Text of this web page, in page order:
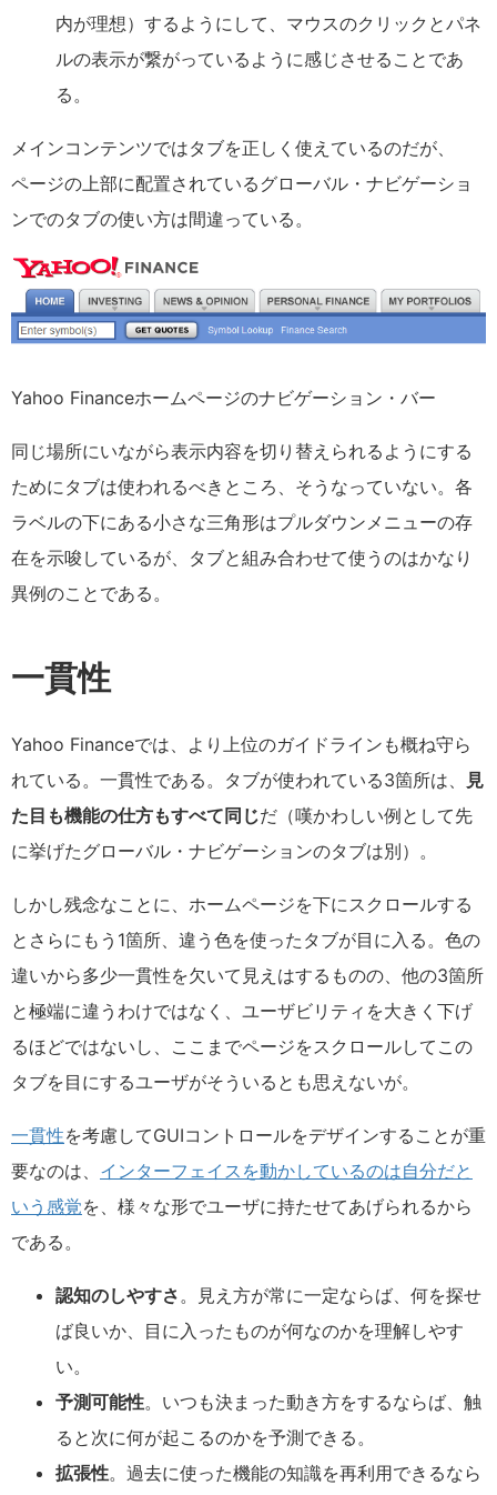
内が理想）するようにして、マウスのクリックとパネ
ルの表示が繋がっているように感じさせることであ
る。
メインコンテンツではタブを正しく使えているのだが、
ページの上部に配置されているグローバル・ナビゲーショ
ンでのタブの使い方は間違っている。
Yahoo Financeホームページのナビゲーション・バー
同じ場所にいながら表示内容を切り替えられるようにする
ためにタブは使われるべきところ、そうなっていない。各
ラベルの下にある小さな三角形はプルダウンメニューの存
在を示唆しているが、タブと組み合わせて使うのはかなり
異例のことである。
一貫性
Yahoo Financeでは、より上位のガイドラインも概ね守ら
れている。一貫性である。タブが使われている3箇所は、
見
た目も機能の仕方もすべて同じだ（嘆かわしい例として先
に挙げたグローバル・ナビゲーションのタブは別）。
しかし残念なことに、ホームページを下にスクロールする
とさらにもう1箇所、違う色を使ったタブが目に入る。色の
違いから多少一貫性を欠いて見えはするものの、他の3箇所
と極端に違うわけではなく、ユーザビリティを大きく下げ
るほどではないし、ここまでページをスクロールしてこの
タブを目にするユーザがそういるとも思えないが。
一貫性を考慮してGUIコントロールをデザインすることが重
要なのは、 インターフェイスを動かしているのは自分だと
いう感覚を、様々な形でユーザに持たせてあげられるから
である。
認知のしやすさ 。見え方が常に一定ならば、何を探せ
ば良いか、目に入ったものが何なのかを理解しやす
い。
予測可能性。いつも決まった動き方をするならば、触
ると次に何が起こるのかを予測できる。
拡張性。過去に使った機能の知識を再利用できるなら